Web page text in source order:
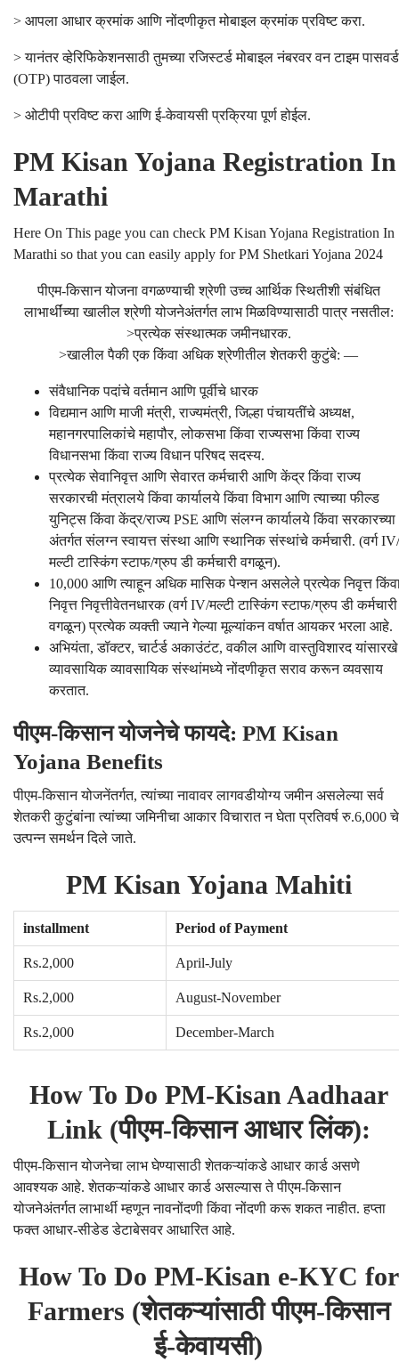
> आपला आधार क्रमांक आणि नोंदणीकृत मोबाइल क्रमांक प्रविष्ट करा.
> यानंतर व्हेरिफिकेशनसाठी तुमच्या रजिस्टर्ड मोबाइल नंबरवर वन टाइम पासवर्ड
(OTP) पाठवला जाईल.
> ओटीपी प्रविष्ट करा आणि ई-केवायसी प्रक्रिया पूर्ण होईल.
PM Kisan Yojana Registration In
Marathi
Here On This page you can check PM Kisan Yojana Registration In
Marathi so that you can easily apply for PM Shetkari Yojana 2024
पीएम-किसान योजना वगळण्याची श्रेणी उच्च आर्थिक स्थितीशी संबंधित
लाभार्थींच्या खालील श्रेणी योजनेअंतर्गत लाभ मिळविण्यासाठी पात्र नसतील:
>प्रत्येक संस्थात्मक जमीनधारक.
>खालील पैकी एक किंवा अधिक श्रेणीतील शेतकरी कुटुंबे: —
संवैधानिक पदांचे वर्तमान आणि पूर्वीचे धारक
विद्यमान आणि माजी मंत्री, राज्यमंत्री, जिल्हा पंचायतींचे अध्यक्ष,
महानगरपालिकांचे महापौर, लोकसभा किंवा राज्यसभा किंवा राज्य
विधानसभा किंवा राज्य विधान परिषद सदस्य.
प्रत्येक सेवानिवृत्त आणि सेवारत कर्मचारी आणि केंद्र किंवा राज्य
सरकारची मंत्रालये किंवा कार्यालये किंवा विभाग आणि त्याच्या फील्ड
युनिट्स किंवा केंद्र/राज्य PSE आणि संलग्न कार्यालये किंवा सरकारच्या
अंतर्गत संलग्न स्वायत्त संस्था आणि स्थानिक संस्थांचे कर्मचारी. (वर्ग IV/
मल्टी टास्किंग स्टाफ/ग्रुप डी कर्मचारी वगळून).
10,000 आणि त्याहून अधिक मासिक पेन्शन असलेले प्रत्येक निवृत्त
निवृत्त निवृत्तीवेतनधारक (वर्ग IV/मल्टी टास्किंग स्टाफ/ग्रुप डी कर्मचारी
वगळून) प्रत्येक व्यक्ती ज्याने गेल्या मूल्यांकन वर्षात आयकर भरला आहे.
अभियंता, डॉक्टर, चार्टर्ड अकाउंटंट, वकील आणि वास्तुविशारद यांसारखे
व्यावसायिक व्यावसायिक संस्थांमध्ये नोंदणीकृत सराव करून व्यवसाय
करतात.
पीएम-किसान योजनेचे फायदे: PM Kisan
Yojana Benefits
पीएम-किसान योजनेंतर्गत, त्यांच्या नावावर लागवडीयोग्य जमीन असलेल्या सर्व
शेतकरी कुटुंबांना त्यांच्या जमिनीचा आकार विचारात न घेता प्रतिवर्ष रु.6,000 चे
उत्पन्न समर्थन दिले जाते.
PM Kisan Yojana Mahiti
installment Period of Payment
Rs.2,000 April-July
Rs.2,000 August-November
Rs.2,000 December-March
How To Do PM-Kisan Aadhaar
Link (पीएम-किसान आधार लिंक):
पीएम-किसान योजनेचा लाभ घेण्यासाठी शेतकऱ्यांकडे आधार कार्ड असणे
आवश्यक आहे. शेतकऱ्यांकडे आधार कार्ड असल्यास ते पीएम-किसान
योजनेअंतर्गत लाभार्थी म्हणून नावनोंदणी किंवा नोंदणी करू शकत नाहीत. हप्ता
फक्त आधार-सीडेड डेटाबेसवर आधारित आहे.
How To Do PM-Kisan e-KYC for
Farmers (शेतकऱ्यांसाठी पीएम-किसान
ई-केवायसी)